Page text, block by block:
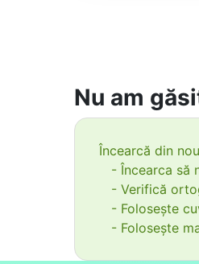
Nu am
Încearcă din
- Încearca să
- Verifică
- Folosește
- Folosește